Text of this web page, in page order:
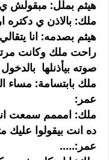
هيثم بملل: مبقولش
ملك: بالاذن ي دكتره
هيثم بصدمه: انا
راحت ملك وكانت
صوته بيأذنلها
ملك بابتسامة: مساء
عمر:
ملك: امممم سمعت
ده انت بيقولوا عليك
عمر:.....